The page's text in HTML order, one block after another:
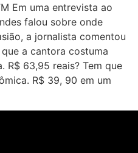
Em uma entrevista ao
falou sobre onde
a jornalista comentou
a cantora costuma
R$ 63,95 reais? Tem que
R$ 39, 90 em um